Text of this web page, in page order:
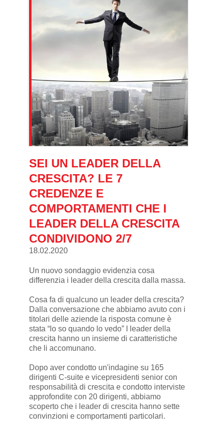
SEI UN LEADER DELLA
CRESCITA? LE 7
CREDENZE E
COMPORTAMENTI CHE I
LEADER DELLA CRESCITA
CONDIVIDONO 2/7
18.02.2020
Un nuovo sondaggio evidenzia cosa
differenzia i leader della crescita dalla massa.
Cosa fa di qualcuno un leader della crescita?
Dalla conversazione che abbiamo avuto con i
titolari delle aziende la risposta comune è
stata “lo so quando lo vedo” I leader della
crescita hanno un insieme di caratteristiche
che li accomunano.
Dopo aver condotto un'indagine su 165
dirigenti C-suite e vicepresidenti senior con
responsabilità di crescita e condotto interviste
approfondite con 20 dirigenti, abbiamo
scoperto che i leader di crescita hanno sette
convinzioni e comportamenti particolari.